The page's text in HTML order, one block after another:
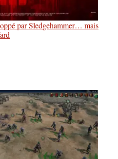
par Sledgehammer… mais